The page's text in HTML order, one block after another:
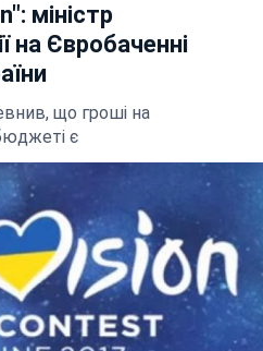
міністр
на Євробаченні
що гроші на
є